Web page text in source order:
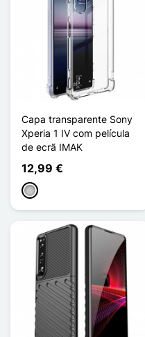
Capa transparente Sony
Xperia 1 IV com película
de ecrã IMAK
12,99 €
Transparente